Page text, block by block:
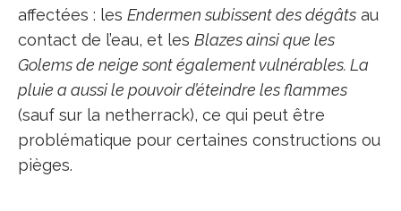
affectées : les Endermen subissent des dégâts au
contact de l’eau, et les Blazes ainsi que les
Golems de neige sont également vulnérables. La
pluie a aussi le pouvoir d’éteindre les flammes
(sauf sur la netherrack), ce qui peut être
problématique pour certaines constructions ou
pièges.